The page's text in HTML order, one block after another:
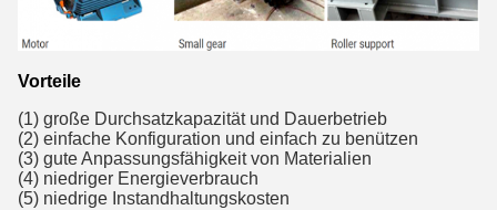
Vorteile
(1) große Durchsatzkapazität und Dauerbetrieb
(2) einfache Konfiguration und einfach zu benützen
(3) gute Anpassungsfähigkeit von Materialien
(4) niedriger Energieverbrauch
(5) niedrige Instandhaltungskosten